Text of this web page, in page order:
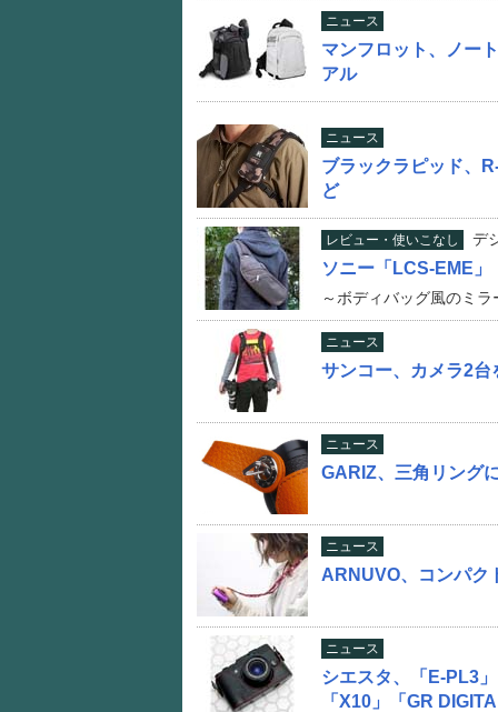
ニュース
マンフロット、ノー
アル
ニュース
ブラックラピッド、
ど
レビュー・使いこなし デ
ソニー「LCS-EME」
～ボディバッグ風のミ
ニュース
サンコー、カメラ2
ニュース
GARIZ、三角リング
ニュース
ARNUVO、コンパク
ニュース
シエスタ、「E-PL3
「X10」「GR